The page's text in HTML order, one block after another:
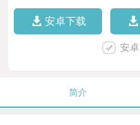
安卓下载
安
简介